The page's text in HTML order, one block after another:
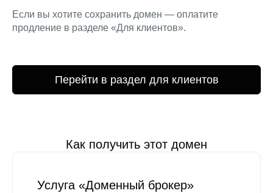
Если вы хотите сохранить домен — оплатите
продление в разделе «Для клиентов».
Перейти в раздел для клиентов
Как получить этот домен
Услуга «Доменный брокер»